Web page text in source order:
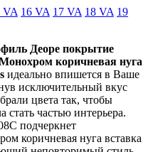
VA 16 VA 17 VA 18 VA 19
Деоре покрытие
коричневая нуга
идеально впишется в Ваше
исключительный вкус
цвета так, чтобы
стать частью интерьера.
подчеркнет
коричневая нуга вставка